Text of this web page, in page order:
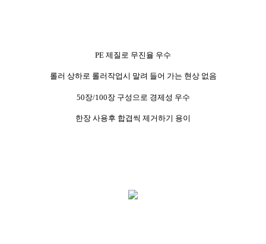
PE 제질로 무진율 우수
롤러 상하로 롤러작업시 말려 들어 가는 현상 없음
50장/100장 구성으로 경제성 우수
한장 사용후 합겹씩 제거하기 용이